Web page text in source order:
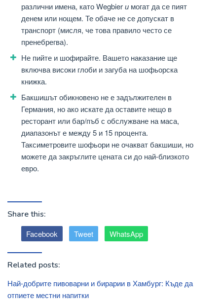
различни имена, като Wegbierи могат да се пият
денем или нощем. Те обаче не се допускат в
транспорт (мисля, че това правило често се
пренебрегва).
Не пийте и шофирайте. Вашето наказание ще
включва високи глоби и загуба на шофьорска
книжка.
Бакшишът обикновено не е задължителен в
Германия, но ако искате да оставите нещо в
ресторант или бар/пъб с обслужване на маса,
диапазонът е между 5 и 15 процента.
Таксиметровите шофьори не очакват бакшиши, но
можете да закръглите цената си до най-близкото
евро.
Share this:
Facebook Tweet WhatsApp
Related posts:
Най-добрите пивоварни и бирарии в Хамбург: Къде да
отпиете местни напитки